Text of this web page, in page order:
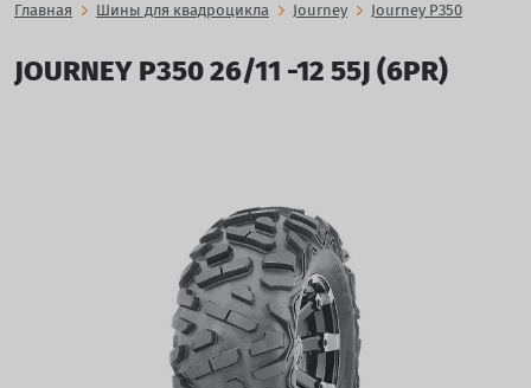
Главная Шины для квадроцикла Journey Journey P350
JOURNEY P350 26/11 -12 55J (6PR)